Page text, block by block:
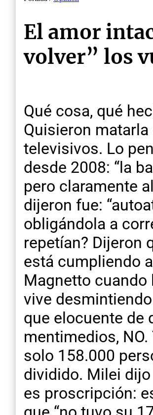
El amor
volver” los
Qué cosa, qué
Quisieron
televisivos. Lo
desde 2008: “la
pero claramente
dijeron fue:
obligándola a
repetían? Dijeron
está cumpliendo
Magnetto cuando
vive
que elocuente de
mentimedios,
solo 158.000
dividido. Milei
es proscripción: